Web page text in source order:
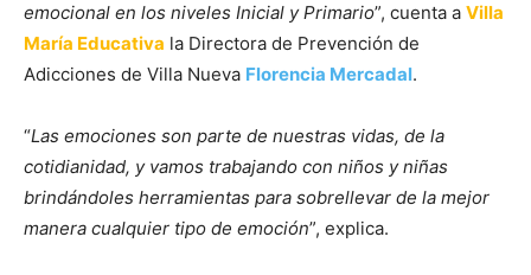
emocional en los niveles Inicial y Primario”, cuenta a Villa
María Educativa la Directora de Prevención de
Adicciones de Villa Nueva Florencia Mercadal.
“Las emociones son parte de nuestras vidas, de la
cotidianidad, y vamos trabajando con niños y niñas
brindándoles herramientas para sobrellevar de la mejor
manera cualquier tipo de emoción”, explica.